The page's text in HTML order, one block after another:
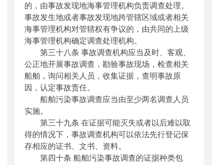
的，由事故发现地海事管理机构负责调查处理。
事故发生地或者事故发现地跨管辖区域或者相关
海事管理机构对管辖权有争议的，由共同的上级
海事管理机构确定调查处理机构。
第三十八条 事故调查机构应当及时、客观、
公正地开展事故调查，勘验事故现场，检查相关
船舶，询问相关人员，收集证据，查明事故原
因，认定事故责任。
船舶污染事故调查应当由至少两名调查人员
实施。
第三十九条 在证据可能灭失或者以后难以取
得的情况下，事故调查机构可以依法先行登记保
存相应的证书、文书、资料。
第四十条 船舶污染事故调查的证据种类包